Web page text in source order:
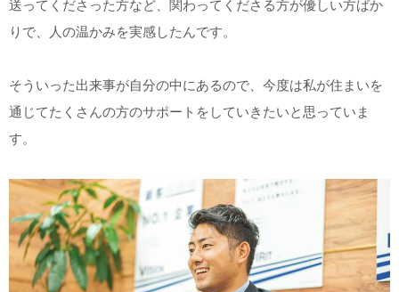
送ってくださった方など、関わってくださる方が優しい方ばか
りで、人の温かみを実感したんです。
そういった出来事が自分の中にあるので、今度は私が住まいを
通じてたくさんの方のサポートをしていきたいと思っていま
す。